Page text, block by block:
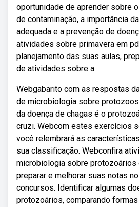
oportunidade de aprender sobre
de contaminação, a importância
adequada e a prevenção de
atividades sobre primavera em
planejamento das suas aulas,
de atividades sobre a.
Webgabarito com as respostas
de microbiologia sobre
da doença de chagas é o
cruzi. Webcom estes exercícios
você relembrará as
sua classificação. Webconfira
microbiologia sobre protozoários
preparar e melhorar suas notas
concursos. Identificar algumas
protozoários, comparando